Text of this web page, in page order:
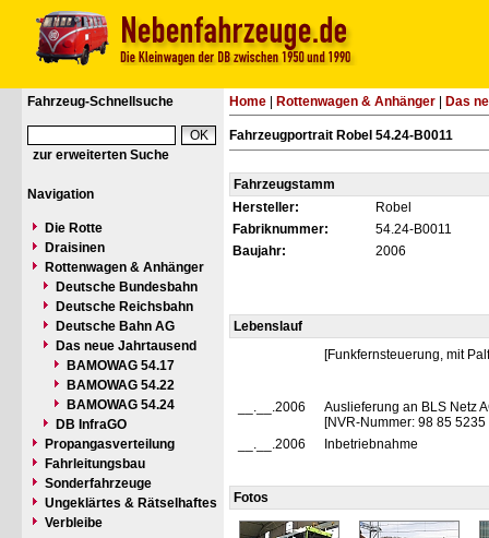
Fahrzeug-Schnellsuche
zur erweiterten Suche
Navigation
Die Rotte
Draisinen
Rottenwagen & Anhänger
Deutsche Bundesbahn
Deutsche Reichsbahn
Deutsche Bahn AG
Das neue Jahrtausend
BAMOWAG 54.17
BAMOWAG 54.22
BAMOWAG 54.24
DB InfraGO
Propangasverteilung
Fahrleitungsbau
Sonderfahrzeuge
Ungeklärtes & Rätselhaftes
Verbleibe
Home Rottenwagen & Anhänger Das
Fahrzeugportrait Robel 54.24-B0011
Fahrzeugstamm
Hersteller:
Robel
Fabriknummer:
54.24-B0011
Baujahr:
2006
Lebenslauf
[Funkfernsteuerung, mit
__.__.2006
Auslieferung an BLS Netz
[NVR-Nummer: 98 85
__.__.2006
Inbetriebnahme
Fotos